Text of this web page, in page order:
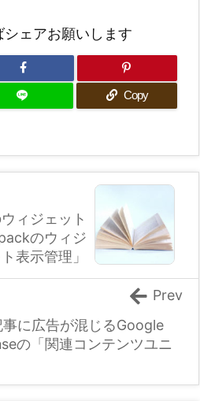
シェアお願いします
Copy
ィジェット
のウィジ
表示管理」
事に広告が混じるGoogle
の「関連コンテンツユニ
Prev